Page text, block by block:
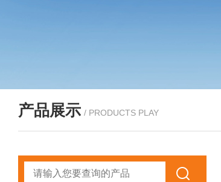
产品展示 / PRODUCTS PLAY